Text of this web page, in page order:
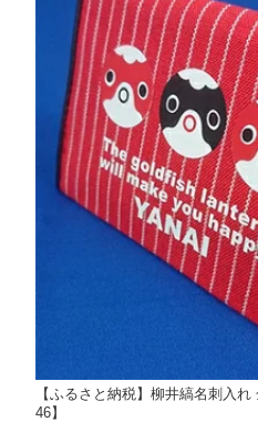
【ふるさと納税】柳井縞名刺入
46】